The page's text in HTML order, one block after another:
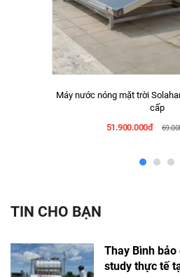
Máy nước nóng mặt trời
cấp
51.900.000đ
TIN CHO BẠN
Thay Bình bảo
study thực tế